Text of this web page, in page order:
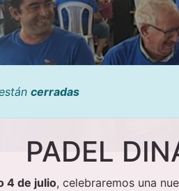
cerradas
PADEL
4 de julio, celebraremos una